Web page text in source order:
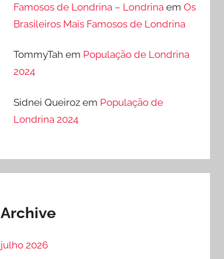
Famosos de Londrina – Londrina em Os
Brasileiros Mais Famosos de Londrina
TommyTah em População de Londrina
2024
Sidnei Queirozem População de
Londrina 2024
Archive
julho 2026